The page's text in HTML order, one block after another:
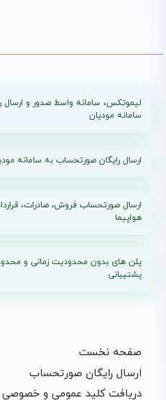
لیموتکس، سامانه واسط صدور و ارسال
سامانه مودیان
ارسال رایگان صورتحساب به سامانه
ارسال صورتحساب فروش، صادرات،
هواپیما
پلن های بدون محدودیت زمانی و
پشتیبانی
صفحه نخست
ارسال رایگان صورتحساب
دریافت کلید عمومی و خصوصی